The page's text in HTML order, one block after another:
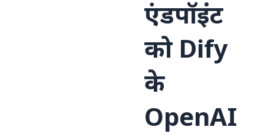
एंडपॉइंट
को Dify
के
OpenAI